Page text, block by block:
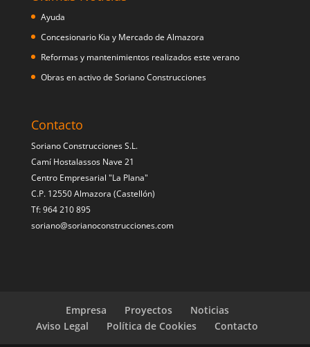
Ayuda
Concesionario Kia y Mercado de Almazora
Reformas y mantenimientos realizados este verano
Obras en activo de Soriano Construcciones
Contacto
Soriano Construcciones S.L.
Camí Hostalassos Nave 21
Centro Empresarial "La Plana"
C.P. 12550 Almazora (Castellón)
Tf: 964 210 895
soriano@sorianoconstrucciones.com
Empresa Proyectos
Noticias
Aviso Legal
Política de Cookies Contacto